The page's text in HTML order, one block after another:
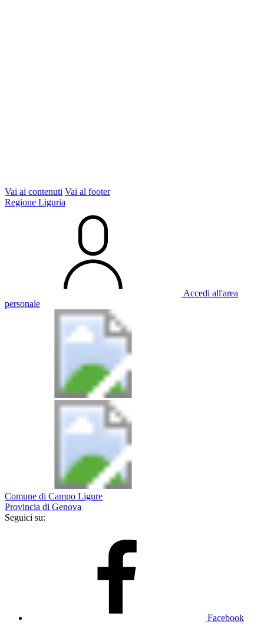
Vai ai contenuti Vai al footer
Regione Liguria
Accedi all'area
personale
Comune di Campo Ligure
Provincia di Genova
Seguici su:
Facebook